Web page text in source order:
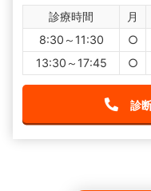
診療時間 月
8:30～11:30
○
13:30～17:45
○
診